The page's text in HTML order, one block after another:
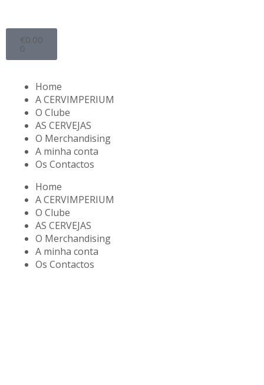
€0.00
0
Home
A CERVIMPERIUM
O Clube
AS CERVEJAS
O Merchandising
A minha conta
Os Contactos
Home
A CERVIMPERIUM
O Clube
AS CERVEJAS
O Merchandising
A minha conta
Os Contactos